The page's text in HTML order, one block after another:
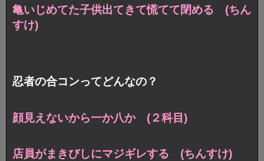
亀いじめてた子供出てきて慌てて閉める (ちん
すけ)
忍者の合コンってどんなの？
顔見えないから一か八か (２科目)
店員がまきびしにマジギレする (ちんすけ)